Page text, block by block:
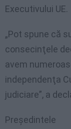
Executivului UE.
„Pot spune că
consecinţele
avem
independenţa
judiciare”, a
Preşedintele